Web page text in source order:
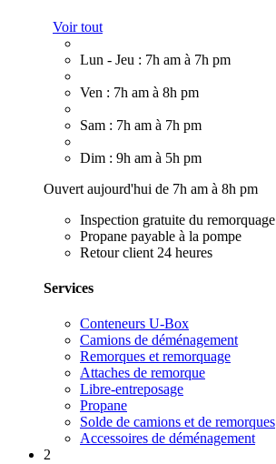
Voir tout
Lun - Jeu : 7h am à 7h pm
Ven : 7h am à 8h pm
Sam : 7h am à 7h pm
Dim : 9h am à 5h pm
Ouvert aujourd'hui de 7h am à 8h pm
Inspection gratuite du remorquage
Propane payable à la pompe
Retour client 24 heures
Services
Conteneurs U-Box
Camions de déménagement
Remorques et remorquage
Attaches de remorque
Libre-entreposage
Propane
Solde de camions et de remorques
Accessoires de déménagement
2